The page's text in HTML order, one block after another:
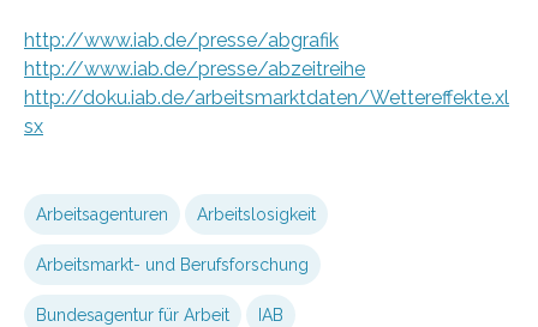
http://www.iab.de/presse/abgrafik
http://www.iab.de/presse/abzeitreihe
http://doku.iab.de/arbeitsmarktdaten/Wettereffekte.xl
sx
Arbeitsagenturen Arbeitslosigkeit
Arbeitsmarkt- und Berufsforschung
Bundesagentur für Arbeit IAB